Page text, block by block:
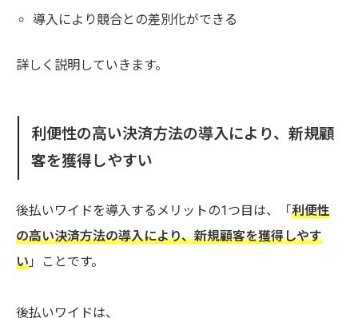
導入により競合との差別化ができる
詳しく説明していきます。
利便性の高い決済方法の導入により、新規顧
客を獲得しやすい
後払いワイドを導入するメリットの1つ目は、「利便性
の高い決済方法の導入により、新規顧客を獲得しやす
い 」ことです。
後払いワイドは、